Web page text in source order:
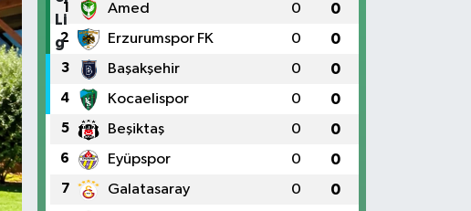
1 Amed 0 0
2 Erzurumspor FK 0 0
3 Başakşehir 0 0
4 Kocaelispor 0 0
5 Beşiktaş 0 0
6 Eyüpspor 0 0
7 Galatasaray 0 0